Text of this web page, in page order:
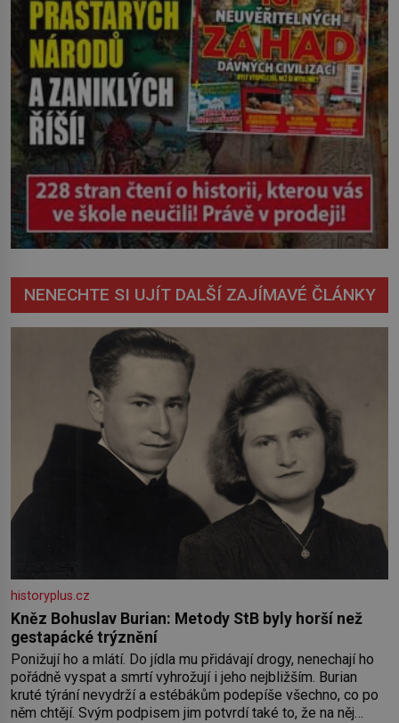
NENECHTE SI UJÍT DALŠÍ ZAJÍMAVÉ ČLÁNKY
historyplus.cz
Kněz Bohuslav Burian: Metody StB byly horší než
gestapácké trýznění
Ponižují ho a mlátí. Do jídla mu přidávají drogy, nenechají ho
pořádně vyspat a smrtí vyhrožují i jeho nejbližším. Burian
kruté týrání nevydrží a estébákům podepíše všechno, co po
něm chtějí. Svým podpisem jim potvrdí také to, že na něj